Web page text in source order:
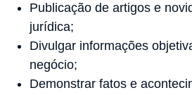
Publicação de artigos e
jurídica;
Divulgar informações
negócio;
Demonstrar fatos e